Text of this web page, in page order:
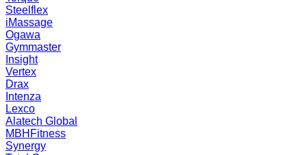
Steelflex
iMassage
Ogawa
Gymmaster
Insight
Vertex
Drax
Intenza
Lexco
Alatech Global
MBHFitness
Synergy